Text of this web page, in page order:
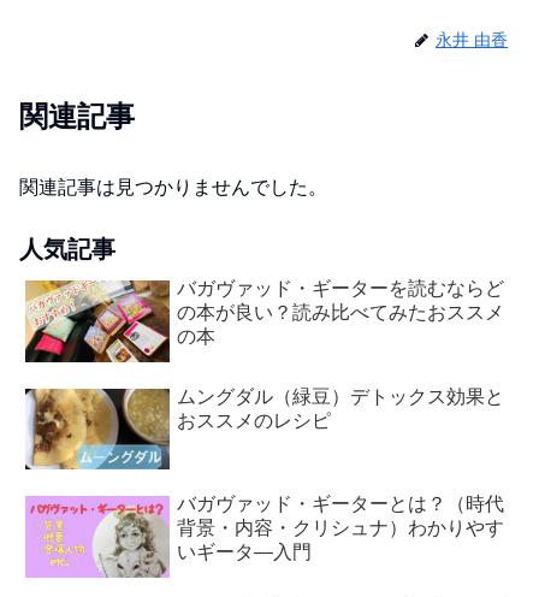
永井 由香
関連記事
関連記事は見つかりませんでした。
人気記事
バガヴァッド・ギーターを読むならど
の本が良い？読み比べてみたおススメ
の本
ムングダル（緑豆）デトックス効果と
おススメのレシピ
バガヴァッド・ギーターとは？（時代
背景・内容・クリシュナ）わかりやす
いギータ―入門